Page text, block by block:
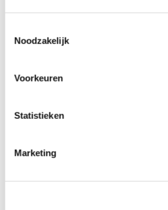
Noodzakelijk
Voorkeuren
Statistieken
Marketing
0producten beschikbaar
0producten beschikbaar